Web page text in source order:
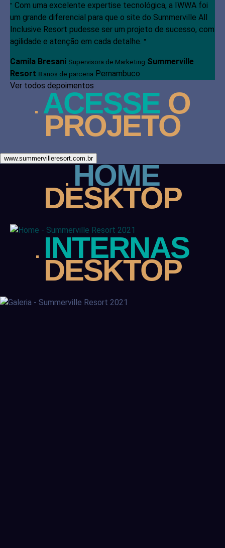
" Com uma excelente expertise tecnológica, a IWWA foi
um grande diferencial para que o site do Summerville All
Inclusive Resort pudesse ser um projeto de sucesso, com
agilidade e atenção em cada detalhe. "
Camila Bresani Supervisora de Marketing Summerville
Resort 8 anos de parceria Pernambuco
Ver todos depoimentos
ACESSE O
PROJETO
www.summervilleresort.com.br
HOME
DESKTOP
INTERNAS
DESKTOP